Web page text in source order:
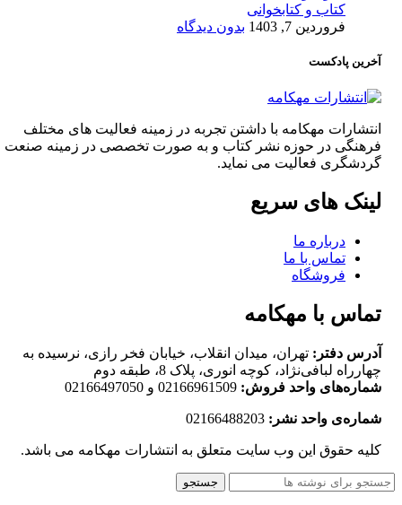
کتاب و کتابخوانی
فروردین 7, 1403
بدون دیدگاه
آخرین پادکست
انتشارات مهکامه با داشتن تجربه در زمینه فعالیت های مختلف
فرهنگی در حوزه نشر کتاب و به صورت تخصصی در زمینه صنعت
گردشگری فعالیت می نماید.
لینک های سریع
درباره ما
تماس با ما
فروشگاه
تماس با مهکامه
آدرس دفتر: تهران، میدان انقلاب، خیابان فخر رازی، نرسیده به
چهارراه لبافی‌نژاد، کوچه انوری، پلاک 8، طبقه دوم
شماره‌های واحد فروش: 02166961509 و 02166497050
شماره‌‌ی واحد نشر:
کلیه حقوق این وب سایت متعلق به انتشارات مهکامه می باشد.
جستجو